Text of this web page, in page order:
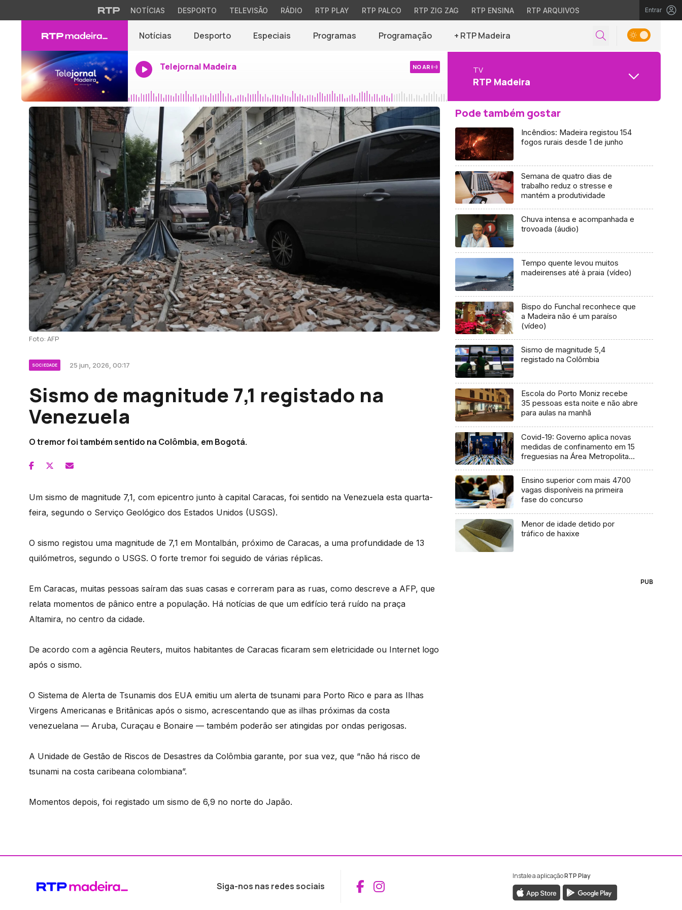
NOTÍCIAS DESPORTO TELEVISÃO RÁDIO RTP PLAY RTP PALCO RTP ZIG ZAG RTP ENSINA RTP ARQUIVOS Entrar
Notícias Desporto Especiais Programas Programação + RTP Madeira
Telejornal Madeira NO AR TV
RTP Madeira
Foto: AFP
SOCIEDADE 25 jun, 2026, 00:17
Sismo de magnitude 7,1 registado na
Venezuela
O tremor foi também sentido na Colômbia, em Bogotá.
Um sismo de magnitude 7,1, com epicentro junto à capital Caracas, foi sentido na Venezuela esta quarta-
feira, segundo o Serviço Geológico dos Estados Unidos (USGS).
O sismo registou uma magnitude de 7,1 em Montalbán, próximo de Caracas, a uma profundidade de 13
quilómetros, segundo o USGS. O forte tremor foi seguido de várias réplicas.
Em Caracas, muitas pessoas saíram das suas casas e correram para as ruas, como descreve a AFP, que
relata momentos de pânico entre a população. Há notícias de que um edifício terá ruído na praça
Altamira, no centro da cidade.
De acordo com a agência Reuters, muitos habitantes de Caracas ficaram sem eletricidade ou Internet logo
após o sismo.
O Sistema de Alerta de Tsunamis dos EUA emitiu um alerta de tsunami para Porto Rico e para as Ilhas
Virgens Americanas e Britânicas após o sismo, acrescentando que as ilhas próximas da costa
venezuelana — Aruba, Curaçau e Bonaire — também poderão ser atingidas por ondas perigosas.
A Unidade de Gestão de Riscos de Desastres da Colômbia garante, por sua vez, que “não há risco de
tsunami na costa caribeana colombiana”.
Momentos depois, foi registado um sismo de 6,9 no norte do Japão.
Pode também gostar
Incêndios: Madeira registou 154
fogos rurais desde 1 de junho
Semana de quatro dias de
trabalho reduz o stresse e
mantém a produtividade
Chuva intensa e acompanhada e
trovoada (áudio)
Tempo quente levou muitos
madeirenses até à praia (vídeo)
Bispo do Funchal reconhece que
a Madeira não é um paraíso
(vídeo)
Sismo de magnitude 5,4
registado na Colômbia
Escola do Porto Moniz recebe
35 pessoas esta noite e não abre
para aulas na manhã
Covid-19: Governo aplica novas
medidas de confinamento em 15
freguesias na Área Metropolitana
Ensino superior com mais 4700
vagas disponíveis na primeira
fase do concurso
Menor de idade detido por
tráfico de haxixe
PUB
Siga-nos nas redes sociais Aceder ao Facebook da RTP Madeira
Aceder ao Instagram da RTP Madeira
Instale a aplicaçãoRTP Play